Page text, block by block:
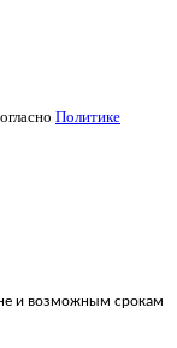
Политике
и возможным срокам